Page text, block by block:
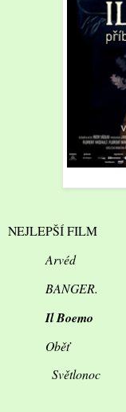
NEJLEPŠÍ FILM
Arvéd
BANGER.
Il Boemo
Oběť
Světlonoc